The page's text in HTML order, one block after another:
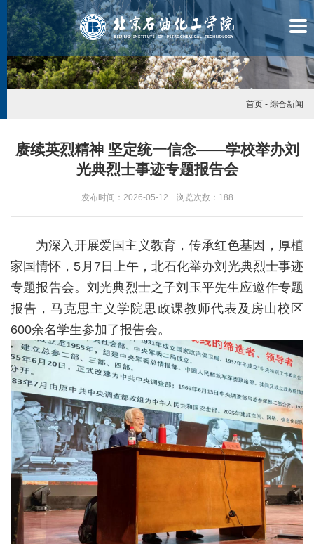
学
概
况
设
招
首页 - 综合新闻
赓续英烈精神 坚定统一信念——学校举办刘
光典烈士事迹专题报告会
发布时间：2026-05-12 浏览次数： 188
为深入开展爱国主义教育，传承红色基因，厚植
家国情怀，5月7日上午，北石化举办刘光典烈士事迹
专题报告会。刘光典烈士之子刘玉平先生应邀作专题
报告，马克思主义学院思政课教师代表及房山校区
600余名学生参加了报告会。